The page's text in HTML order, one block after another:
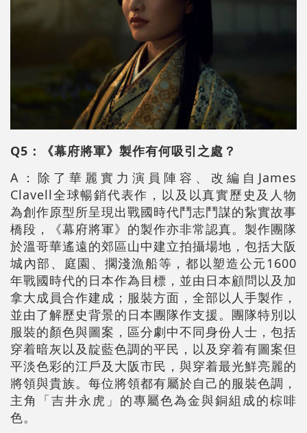
Q5：《幕府將軍》製作有何吸引之處？
A：除了華麗實力演員陣容、改編自James
Clavell全球暢銷代表作，以及以真實歷史及人物
為創作原型所呈現出戰國時代鬥志鬥謀的紥實故事
橋段，《幕府將軍》的製作亦非常認真。製作團隊
於溫哥華遙遠的郊區山中建立拍攝場地，包括大阪
城內部、庭園、擱淺漁船等，都以塑造公元1600
年戰國時代的日本作為目標，並由日本顧問以及加
拿大成員合作建成；服裝方面，全部以人手製作，
並由了解歷史背景的日本團隊作支援。團隊特別以
服裝的顏色與圖案，區分劇中不同身份人士，包括
穿着暗灰以及靛藍色調的平民，以及穿着有圖案但
平淡色彩的江戶及大阪市民，與穿着最光鮮亮麗的
將領與貴族。每位將領都有屬於自己的服裝色調，
主角「吉井永虎」的專屬色為金與銅組成的棕啡
色。